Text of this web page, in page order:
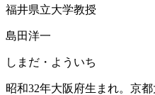
福井県立大学教授
島田洋一
しまだ・よういち
昭和32年大阪府生まれ。京